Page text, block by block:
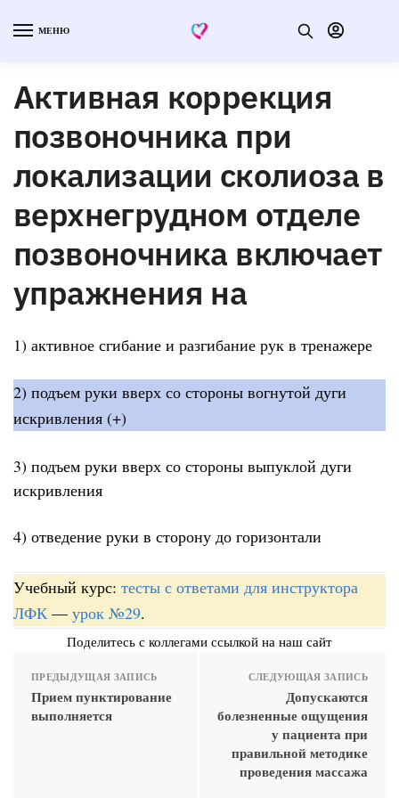
МЕНЮ
Активная коррекция
позвоночника при
локализации сколиоза в
верхнегрудном отделе
позвоночника включает
упражнения на
1) активное сгибание и разгибание рук в тренажере
2) подъем руки вверх со стороны вогнутой дуги
искривления (+)
3) подъем руки вверх со стороны выпуклой дуги
искривления
4) отведение руки в сторону до горизонтали
Учебный курс: тесты с ответами для инструктора
ЛФК — урок №29.
Поделитесь с коллегами ссылкой на наш сайт
ПРЕДЫДУЩАЯ ЗАПИСЬ
Прием пунктирование
выполняется
СЛЕДУЮЩАЯ ЗАПИСЬ
Допускаются
болезненные ощущения
у пациента при
правильной методике
проведения массажа